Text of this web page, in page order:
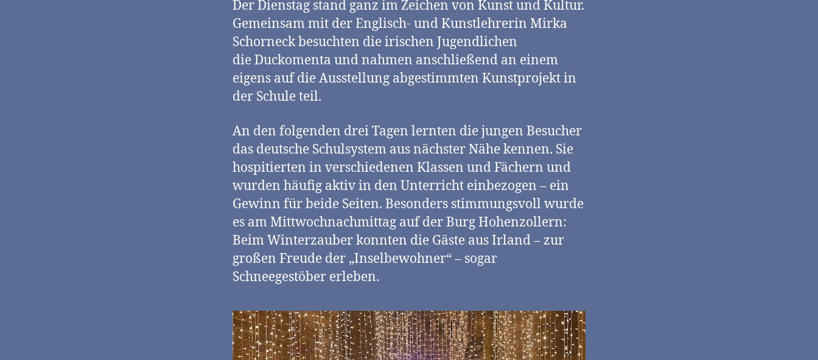
Der Dienstag stand ganz im Zeichen von Kunst und Kultur.
Gemeinsam mit der Englisch- und Kunstlehrerin Mirka
Schorneck besuchten die irischen Jugendlichen
die Duckomenta und nahmen anschließend an einem
eigens auf die Ausstellung abgestimmten Kunstprojekt in
der Schule teil.
An den folgenden drei Tagen lernten die jungen Besucher
das deutsche Schulsystem aus nächster Nähe kennen. Sie
hospitierten in verschiedenen Klassen und Fächern und
wurden häufig aktiv in den Unterricht einbezogen – ein
Gewinn für beide Seiten. Besonders stimmungsvoll wurde
es am Mittwochnachmittag auf der Burg Hohenzollern:
Beim Winterzauber konnten die Gäste aus Irland – zur
großen Freude der „Inselbewohner“ – sogar
Schneegestöber erleben.